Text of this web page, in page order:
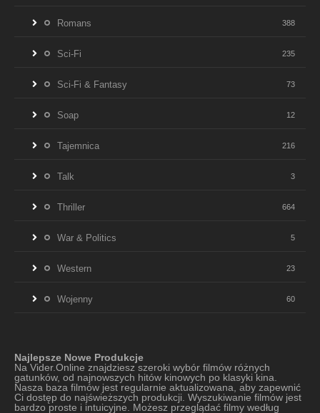
Romans 388
Sci-Fi 235
Sci-Fi & Fantasy 73
Soap 12
Tajemnica 216
Talk 3
Thriller 664
War & Politics 5
Western 23
Wojenny 60
Najlepsze Nowe Produkcje
Na Vider.Online znajdziesz szeroki wybór filmów różnych
gatunków, od najnowszych hitów kinowych po klasyki kina.
Nasza baza filmów jest regularnie aktualizowana, aby zapewnić
Ci dostęp do najświeższych produkcji. Wyszukiwanie filmów jest
bardzo proste i intuicyjne. Możesz przeglądać filmy według